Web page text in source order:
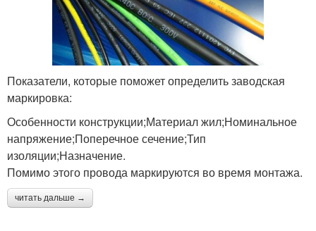
Показатели, которые поможет определить заводская
маркировка:
Особенности конструкции;Материал жил;Номинальное
напряжение;Поперечное сечение;Тип
изоляции;Назначение.
Помимо этого провода маркируются во время монтажа.
читать дальше →